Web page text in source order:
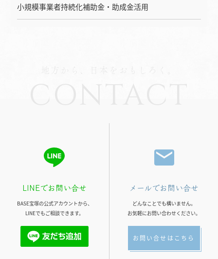
小規模事業者持続化補助金・助成金活用
LINEでお問い合せ
BASE宝塚の公式アカウントから、
LINEでもご相談できます。
メールでお問い合せ
どんなことでも構いません。
お気軽にお問い合わせください。
お問い合せはこちら